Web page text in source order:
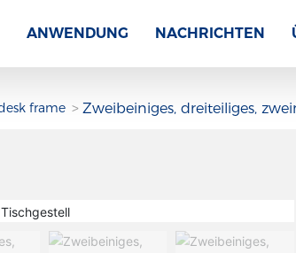
ANWENDUNG NACHRICHTEN
frame Zweibeiniges, dreiteiliges,